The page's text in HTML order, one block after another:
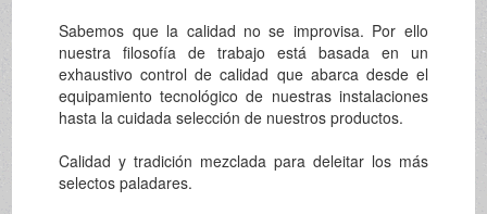
Sabemos que la calidad no se improvisa. Por ello
nuestra filosofía de trabajo está basada en un
exhaustivo control de calidad que abarca desde el
equipamiento tecnológico de nuestras instalaciones
hasta la cuidada selección de nuestros productos.
Calidad y tradición mezclada para deleitar los más
selectos paladares.